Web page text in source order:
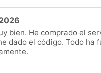
bien. He comprado el
dado el código. Todo ha